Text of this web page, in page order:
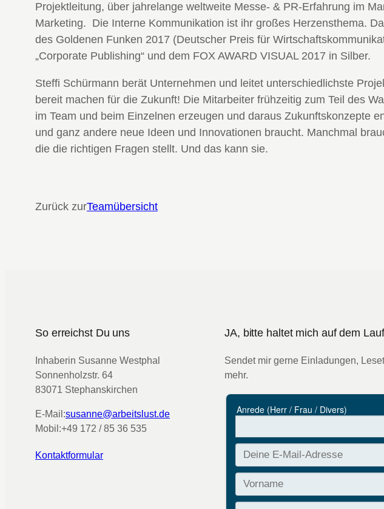
Projektleitung, über jahrelange weltweite Messe- & PR-Erfahrung im
Marketing. Die Interne Kommunikation ist ihr großes Herzensthema.
des Goldenen Funken 2017 (Deutscher Preis für
„Corporate Publishing“ und dem FOX AWARD VISUAL 2017 in Silber.
Steffi Schürmann berät Unternehmen und leitet unterschiedlichste
bereit machen für die Zukunft! Die Mitarbeiter frühzeitig zum Teil des
im Team und beim Einzelnen erzeugen und daraus Zukunftskonzepte
und ganz andere neue Ideen und Innovationen braucht. Manchmal
die die richtigen Fragen stellt. Und das kann sie.
Zurück zurTeamübersicht
So erreichst Du uns
Inhaberin Susanne Westphal
Sonnenholzstr. 64
83071 Stephanskirchen
E-Mail:susanne@arbeitslust.de
Mobil:+49 172 / 85 36 535
Kontaktformular
JA, bitte haltet mich auf dem
Sendet mir gerne Einladungen,
mehr.